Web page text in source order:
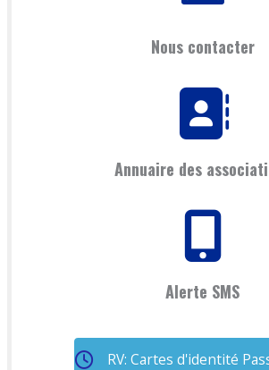
Nous contacter
Annuaire des
Alerte SMS
RV: Cartes d'identité